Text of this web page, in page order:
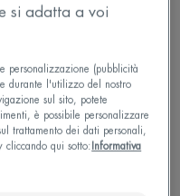
si adatta a voi
personalizzazione (pubblicità
durante l'utilizzo del nostro
sul sito, potete
è possibile personalizzare
trattamento dei dati personali,
cliccando qui sotto: Informativa